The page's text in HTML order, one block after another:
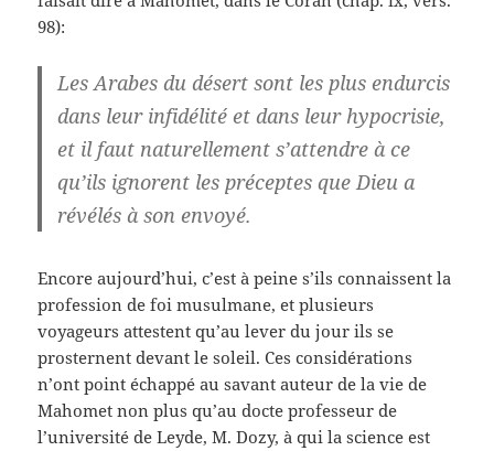
98):
Les Arabes du désert sont les plus endurcis
dans leur infidélité et dans leur hypocrisie,
et il faut naturellement s’attendre à ce
qu’ils ignorent les préceptes que Dieu a
révélés à son envoyé.
Encore aujourd’hui, c’est à peine s’ils connaissent la
profession de foi musulmane, et plusieurs
voyageurs attestent qu’au lever du jour ils se
prosternent devant le soleil. Ces considérations
n’ont point échappé au savant auteur de la vie de
Mahomet non plus qu’au docte professeur de
l’université de Leyde, M. Dozy, à qui la science est